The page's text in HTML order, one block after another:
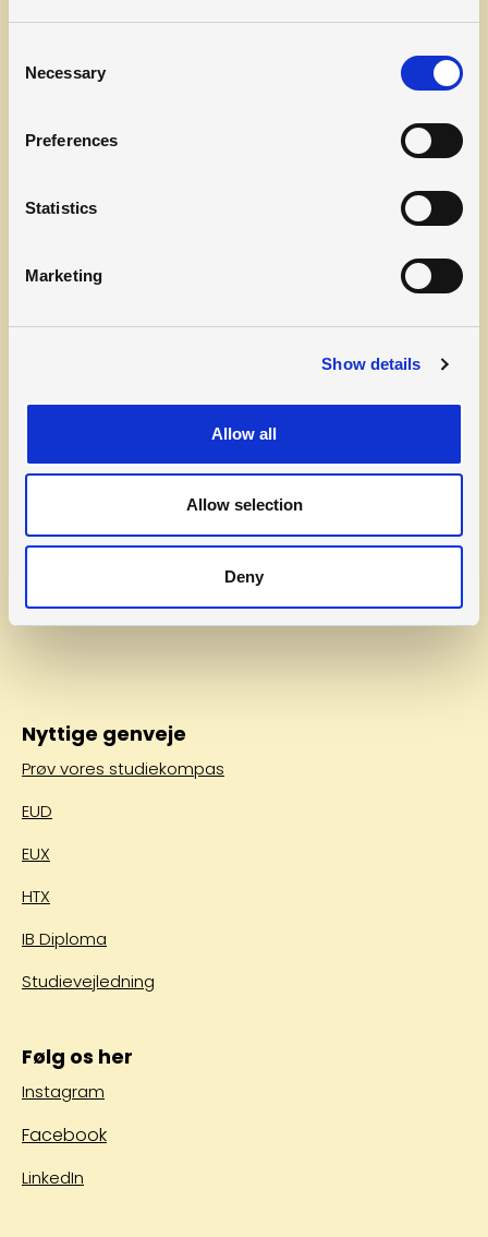
Selection
Necessary
Preferences
Statistics
Marketing
Show details
Allow all
Allow selection
Deny
Her finder du studie- og ordensreglerne
Nyttige genveje
Prøv vores studiekompas
EUD
EUX
HTX
IB Diploma
Studievejledning
Følg os her
Instagram
Facebook
LinkedIn